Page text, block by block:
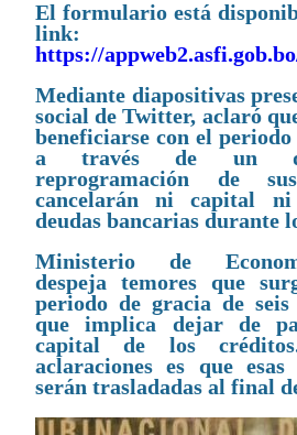
El formulario está
link:
https://
Mediante diapositivas
social de Twitter, aclaró
beneficiarse con el periodo
a través de un
reprogramación de
cancelarán ni capital
deudas bancarias durante
Ministerio de
despeja temores que
periodo de gracia de
que implica dejar de
capital de los
aclaraciones es que
serán trasladadas al final